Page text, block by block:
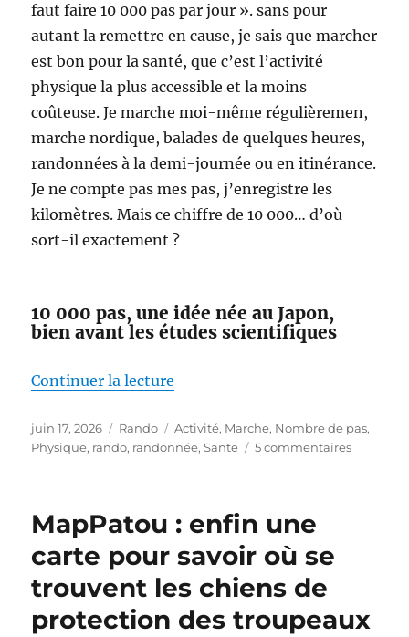
faut faire 10 000 pas par jour ». sans pour
autant la remettre en cause, je sais que marcher
est bon pour la santé, que c’est l’activité
physique la plus accessible et la moins
coûteuse. Je marche moi-même régulièremen,
marche nordique, balades de quelques heures,
randonnées à la demi-journée ou en itinérance.
Je ne compte pas mes pas, j’enregistre les
kilomètres. Mais ce chiffre de 10 000… d’où
sort-il exactement ?
10 000 pas, une idée née au Japon,
bien avant les études scientifiques
Continuer la lecture
Publié
le
juin 17, 2026 Catégories
Rando Étiquettes
Activité, Marche, Nombre de pas,
Physique, rando, randonnée,Sante 5 commentairessur
MapPatou : enfin une
carte pour savoir où se
trouvent les chiens de
protection des troupeaux